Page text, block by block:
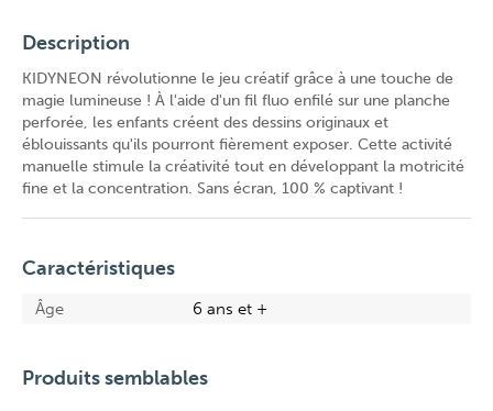
Description
KIDYNEON révolutionne le jeu créatif grâce à une touche de
magie lumineuse ! À l'aide d'un fil fluo enfilé sur une planche
perforée, les enfants créent des dessins originaux et
éblouissants qu'ils pourront fièrement exposer. Cette activité
manuelle stimule la créativité tout en développant la motricité
fine et la concentration. Sans écran, 100 % captivant !
Caractéristiques
Âge 6 ans et +
Produits semblables